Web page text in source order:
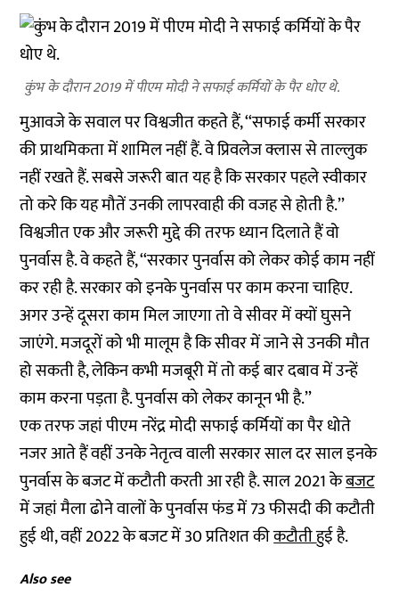
कुंभ के दौरान 2019 में पीएम मोदी ने सफाई कर्मियों के पैर धोए थे.
मुआवजे के सवाल पर विश्वजीत कहते हैं, ‘‘सफाई कर्मी सरकार
की प्राथमिकता में शामिल नहीं हैं. वे प्रिवलेज क्लास से ताल्लुक
नहीं रखते हैं. सबसे जरूरी बात यह है कि सरकार पहले स्वीकार
तो करे कि यह मौतें उनकी लापरवाही की वजह से होती है.’’
विश्वजीत एक और जरूरी मुद्दे की तरफ ध्यान दिलाते हैं वो
पुनर्वास है. वे कहते हैं, ‘‘सरकार पुनर्वास को लेकर कोई काम नहीं
कर रही है. सरकार को इनके पुनर्वास पर काम करना चाहिए.
अगर उन्हें दूसरा काम मिल जाएगा तो वे सीवर में क्यों घुसने
जाएंगे. मजदूरों को भी मालूम है कि सीवर में जाने से उनकी मौत
हो सकती है, लेकिन कभी मजबूरी में तो कई बार दबाव में उन्हें
काम करना पड़ता है. पुनर्वास को लेकर कानून भी है.’’
एक तरफ जहां पीएम नरेंद्र मोदी सफाई कर्मियों का पैर धोते
नजर आते हैं वहीं उनके नेतृत्व वाली सरकार साल दर साल इनके
पुनर्वास के बजट में कटौती करती आ रही है. साल 2021 केबजट
में जहां मैला ढोने वालों के पुनर्वास फंड में 73 फीसदी की कटौती
हुई थी, वहीं 2022 के बजट में 30 प्रतिशत कीकटौतीहुई है.
Also see